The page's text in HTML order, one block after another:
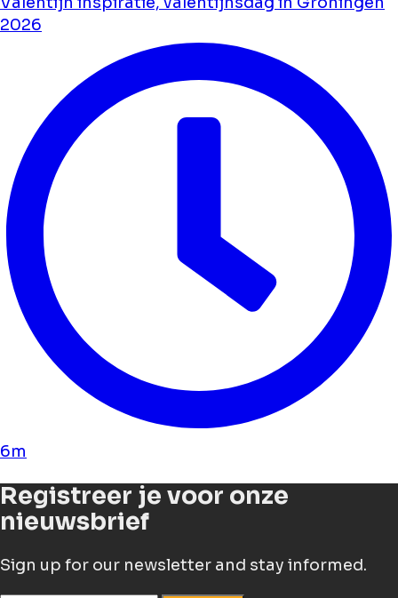
2026
6m
Registreer je voor onze
nieuwsbrief
Sign up for our newsletter and stay informed.